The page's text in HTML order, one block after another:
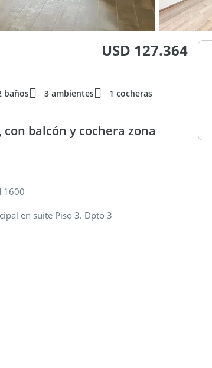
USD 127.364
baños 3 ambientes
1 cocheras
balcón y cochera zona
1600
en suite Piso 3. Dpto 3